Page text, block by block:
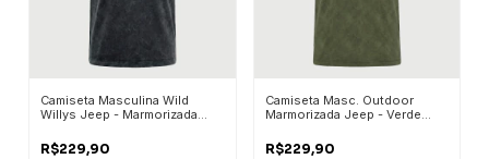
Camiseta Masculina Wild
Willys Jeep - Marmorizada
R$229,90
Camiseta Masc. Outdoor
Marmorizada Jeep - Verde
R$229,90